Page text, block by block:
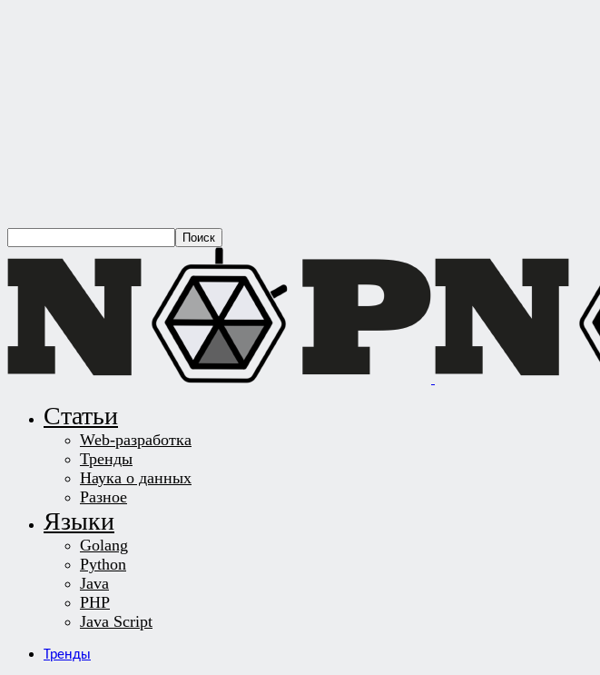
Статьи
Web-разработка
Тренды
Наука о данных
Разное
Языки
Golang
Python
Java
PHP
Java Script
Тренды